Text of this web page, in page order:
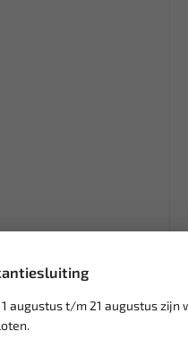
1 augustus t/m 21 augustus zijn